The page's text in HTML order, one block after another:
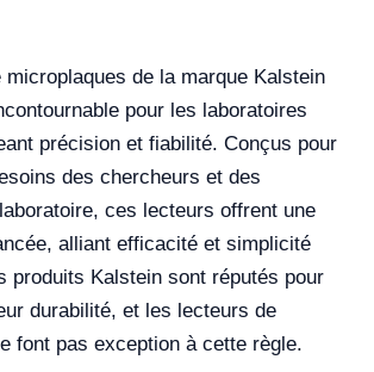
microplaques de la marque Kalstein
pour les laboratoires
précision et fiabilité. Conçus pour
des chercheurs et des
ces lecteurs offrent une
alliant efficacité et simplicité
produits Kalstein sont réputés pour
durabilité, et les lecteurs de
font pas exception à cette règle.